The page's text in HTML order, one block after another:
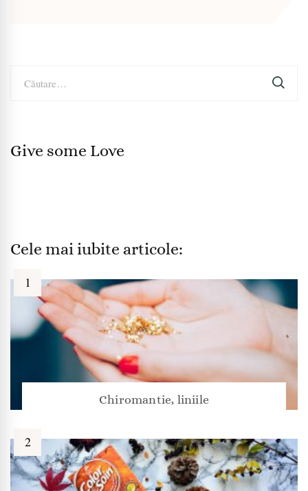
după:
Give some Love
Cele mai iubite articole:
Chiromantie, liniile